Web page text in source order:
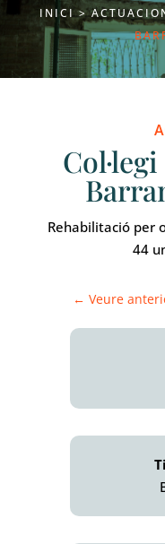
INICI>
Rehabilitació per
44
← Veure